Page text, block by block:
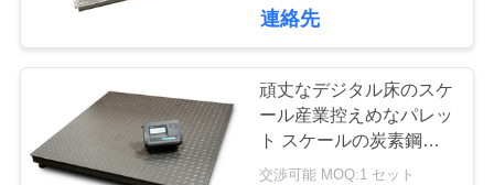
ト
トラックのスケー
ルの橋ばかり
49
連絡先
頑丈なデジタル床のスケ
ール産業控えめなパレッ
ト スケールの炭素鋼
Q235B
交渉可能 MOQ:1 セット